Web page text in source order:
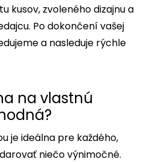
kusov, zvoleného dizajnu a
Po dokončení vašej
a nasleduje rýchle
na vlastnú
je ideálna pre každého,
niečo výnimočné.